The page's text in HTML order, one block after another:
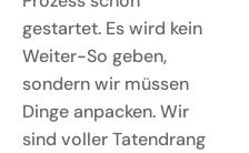
gestartet. Es wird kein
Weiter-So geben,
sondern wir müssen
Dinge anpacken. Wir
sind voller Tatendrang